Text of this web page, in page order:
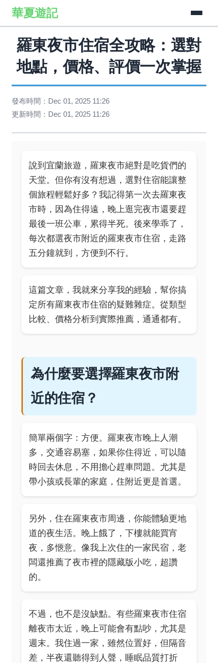
華夏遊記
羅東夜市住宿全攻略：選對
地點，價格、評價一次掌握
發布時間：Dec 01, 2025 11:26
更新時間：Dec 01, 2025 11:26
說到宜蘭旅遊，羅東夜市絕對是吃貨們的
天堂。但你有沒有想過，選對住宿能讓整
個旅程輕鬆好多？我記得第一次去羅東夜
市時，因為住得遠，晚上逛完夜市還要趕
最後一班公車，累得半死。後來學乖了，
每次都選夜市附近的羅東夜市住宿，走路
五分鐘就到，方便到不行。
這篇文章，我就來分享我的經驗，幫你搞
定所有羅東夜市住宿的疑難雜症。從類型
比較、價格分析到實際推薦，通通都有。
為什麼要選擇羅東夜市附
近的住宿？
簡單兩個字：方便。羅東夜市晚上人潮
多，交通容易塞，如果你住得近，可以隨
時回去休息，不用擔心趕車問題。尤其是
帶小孩或長輩的家庭，住附近更是首選。
另外，住在羅東夜市周邊，你能體驗更地
道的夜生活。晚上餓了，下樓就能買宵
夜，多愜意。像我上次住的一家民宿，老
闆還推薦了夜市裡的隱藏版小吃，超讚
的。
不過，也不是沒缺點。有些羅東夜市住宿
離夜市太近，晚上可能會有點吵，尤其是
週末。我住過一家，雖然位置好，但隔音
差，半夜還聽得到人聲，睡眠品質打折